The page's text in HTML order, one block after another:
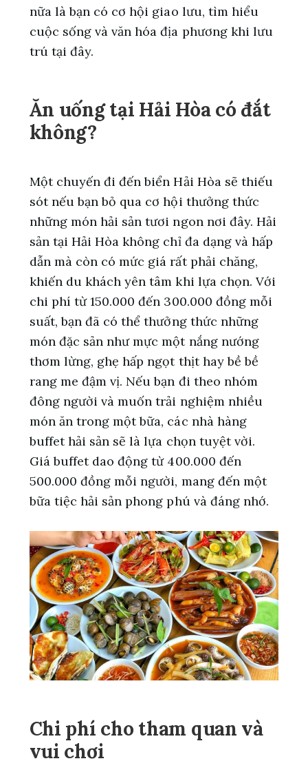
nữa là bạn có cơ hội giao lưu, tìm hiểu
cuộc sống và văn hóa địa phương khi lưu
trú tại đây.
Ăn uống tại Hải Hòa có đắt
không?
Một chuyến đi đến biển Hải Hòa sẽ thiếu
sót nếu bạn bỏ qua cơ hội thưởng thức
những món hải sản tươi ngon nơi đây. Hải
sản tại Hải Hòa không chỉ đa dạng và hấp
dẫn mà còn có mức giá rất phải chăng,
khiến du khách yên tâm khi lựa chọn. Với
chi phí từ 150.000 đến 300.000 đồng mỗi
suất, bạn đã có thể thưởng thức những
món đặc sản như mực một nắng nướng
thơm lừng, ghẹ hấp ngọt thịt hay bề bề
rang me đậm vị. Nếu bạn đi theo nhóm
đông người và muốn trải nghiệm nhiều
món ăn trong một bữa, các nhà hàng
buffet hải sản sẽ là lựa chọn tuyệt vời.
Giá buffet dao động từ 400.000 đến
500.000 đồng mỗi người, mang đến một
bữa tiệc hải sản phong phú và đáng nhớ.
Chi phí cho tham quan và
vui chơi